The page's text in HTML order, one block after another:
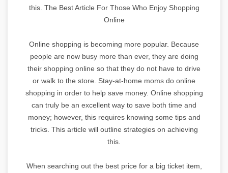
this. The Best Article For Those Who Enjoy Shopping
Online
Online shopping is becoming more popular. Because
people are now busy more than ever, they are doing
their shopping online so that they do not have to drive
or walk to the store. Stay-at-home moms do online
shopping in order to help save money. Online shopping
can truly be an excellent way to save both time and
money; however, this requires knowing some tips and
tricks. This article will outline strategies on achieving
this.
When searching out the best price for a big ticket item,